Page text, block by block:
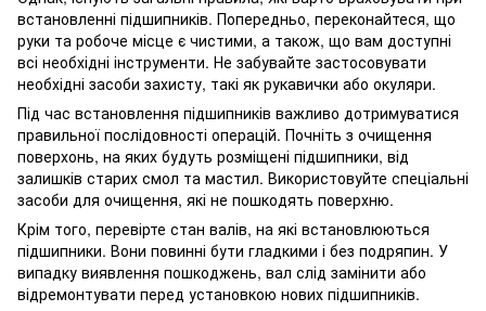
встановленні підшипників. Попередньо, переконайтеся, що
руки та робоче місце є чистими, а також, що вам доступні
всі необхідні інструменти. Не забувайте застосовувати
необхідні засоби захисту, такі як рукавички або окуляри.
Під час встановлення підшипників важливо дотримуватися
правильної послідовності операцій. Почніть з очищення
поверхонь, на яких будуть розміщені підшипники, від
залишків старих смол та мастил. Використовуйте спеціальні
засоби для очищення, які не пошкодять поверхню.
Крім того, перевірте стан валів, на які встановлюються
підшипники. Вони повинні бути гладкими і без подряпин. У
випадку виявлення пошкоджень, вал слід замінити або
відремонтувати перед установкою нових підшипників.